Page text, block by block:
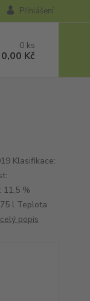
Přihlášení
0 ks
0,00 Kč
Klasifikace:
11,5 %
l Teplota
celý popis